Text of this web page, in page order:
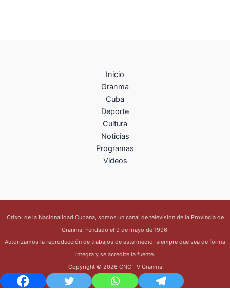
Inicio
Granma
Cuba
Deporte
Cultura
Noticias
Programas
Videos
Crisol de la Nacionalidad Cubana, somos un canal de televisión de la Provincia de
Granma. Fundado el 9 de mayo de 1996.
Autorizamos la reproducción de trabajos de este medio, siempre que sea de forma
íntegra y se acredite la fuente.
Copyright © 2026 CNC TV Granma